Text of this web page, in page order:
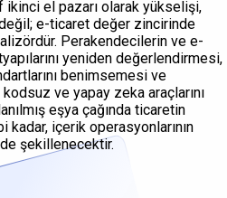
ikinci el pazarı olarak yükselişi,
e-ticaret değer zincirinde
Perakendecilerin ve e-
yeniden değerlendirmesi,
benimsemesi ve
ve yapay zeka araçlarını
eşya çağında ticaretin
içerik operasyonlarının
şekillenecektir.